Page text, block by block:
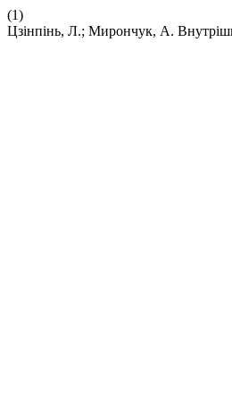
(1)
Цзінпінь, Л.; Мирончук, А.